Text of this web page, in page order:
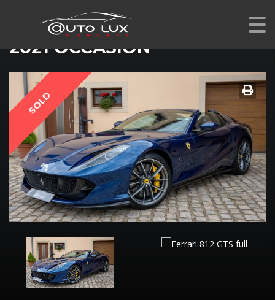
FERRARI 812 GTS
2021 OCCASION
SOLD